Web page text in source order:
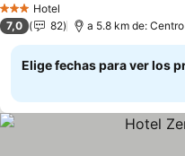
3 Estrellas
Hotel
7,0 82 a 5.8 km de:
Elige fechas para ver los